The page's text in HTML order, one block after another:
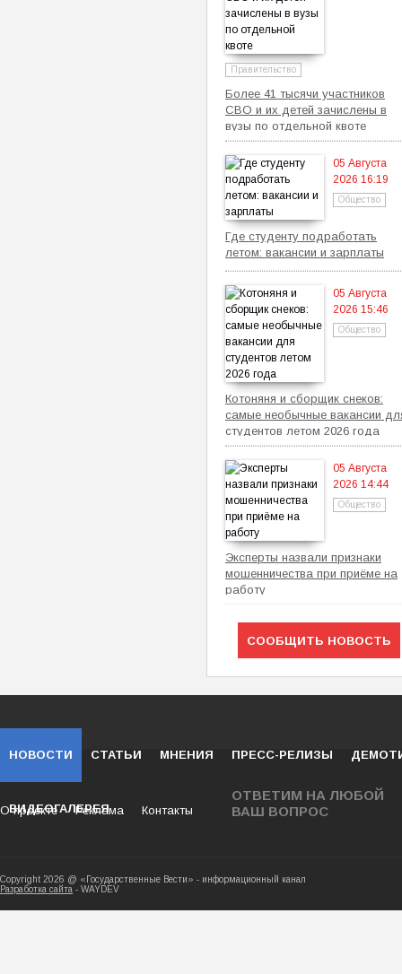
Правительство
Более 41 тысячи участников
СВО и их детей зачислены в
вузы по отдельной квоте
05 Августа
2026 16:19
Общество
Где студенту подработать
летом: вакансии и зарплаты
05 Августа
2026 15:46
Общество
Котоняня и сборщик снеков:
самые необычные вакансии
студентов летом 2026 года
05 Августа
2026 14:44
Общество
Эксперты назвали признаки
мошенничества при приёме на
работу
СООБЩИТЬ НОВОСТЬ
НОВОСТИ СТАТЬИ МНЕНИЯ ПРЕСС-РЕЛИЗЫ
ВИДЕОГАЛЕРЕЯ
ОТВЕТИМ НА ЛЮБОЙ
ВАШ ВОПРОС
О проекте Реклама Контакты
Copyright 2026 @ «Государственные Вести» -
Разработка сайта - WAYDEV